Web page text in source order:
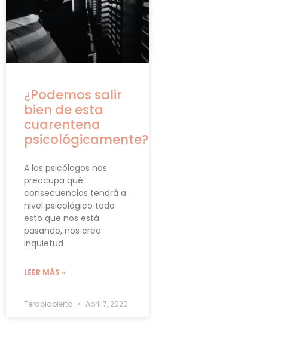
¿Podemos salir
bien de esta
cuarentena
psicológicamente?
A los psicólogos nos
preocupa qué
consecuencias tendrá a
nivel psicológico todo
esto que nos está
pasando, nos crea
inquietud
LEER MÁS »
Terapiabierta April 7, 2020